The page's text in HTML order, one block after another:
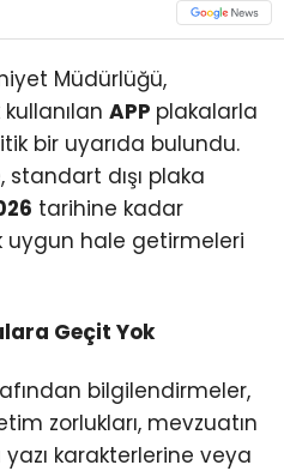
Müdürlüğü,
APP plakalarla
bir uyarıda bulundu.
dışı plaka
tarihine kadar
uygun hale getirmeleri
Geçit Yok
bilgilendirmeler,
zorlukları, mevzuatın
yazı karakterlerine veya